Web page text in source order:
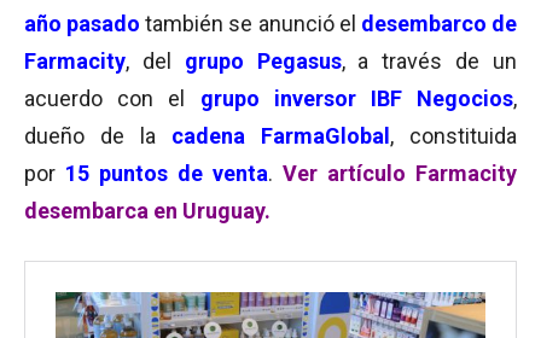
año pasado también se anunció el desembarco de
Farmacity, del grupo Pegasus, a través de un
acuerdo con el grupo inversor IBF Negocios,
dueño de la cadena FarmaGlobal , constituida
por 15 puntos de venta. Ver artículo Farmacity
desembarca en Uruguay.